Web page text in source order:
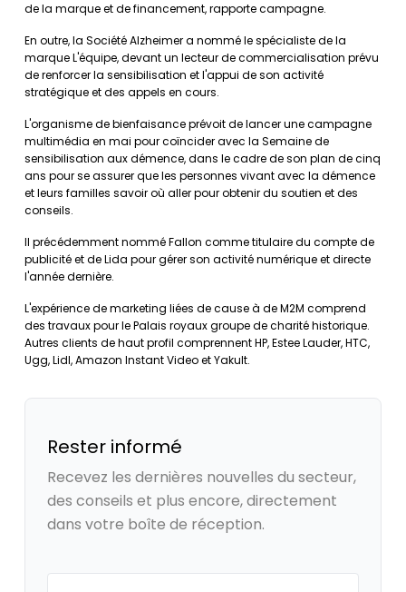
de la marque et de financement, rapporte campagne.
En outre, la Société Alzheimer a nommé le spécialiste de la
marque L'équipe, devant un lecteur de commercialisation prévu
de renforcer la sensibilisation et l'appui de son activité
stratégique et des appels en cours.
L'organisme de bienfaisance prévoit de lancer une campagne
multimédia en mai pour coïncider avec la Semaine de
sensibilisation aux démence, dans le cadre de son plan de cinq
ans pour se assurer que les personnes vivant avec la démence
et leurs familles savoir où aller pour obtenir du soutien et des
conseils.
Il précédemment nommé Fallon comme titulaire du compte de
publicité et de Lida pour gérer son activité numérique et directe
l'année dernière.
L'expérience de marketing liées de cause à de M2M comprend
des travaux pour le Palais royaux groupe de charité historique.
Autres clients de haut profil comprennent HP, Estee Lauder, HTC,
Ugg, Lidl, Amazon Instant Video et Yakult.
Rester informé
Recevez les dernières nouvelles du secteur,
des conseils et plus encore, directement
dans votre boîte de réception.